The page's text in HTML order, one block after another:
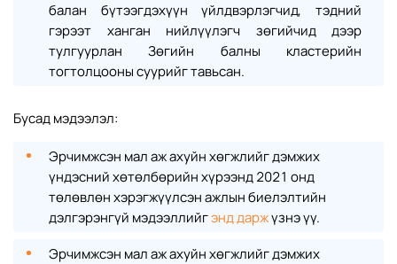
балан бүтээгдэхүүн үйлдвэрлэгчид, тэдний
гэрээт ханган нийлүүлэгч зөгийчид дээр
тулгуурлан Зөгийн балны кластерийн
тогтолцооны суурийг тавьсан.
Бусад мэдээлэл:
Эрчимжсэн мал аж ахуйн хөгжлийг дэмжих
үндэсний хөтөлбөрийн хүрээнд 2021 онд
төлөвлөн хэрэгжүүлсэн ажлын биелэлтийн
дэлгэрэнгүй мэдээллийгэнд даржүзнэ үү.
Эрчимжсэн мал аж ахуйн хөгжлийг дэмжих